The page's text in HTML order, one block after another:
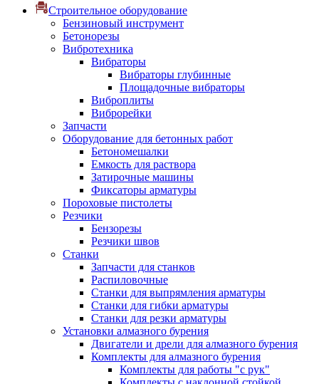
Строительное оборудование
Бензиновый инструмент
Бетонорезы
Вибротехника
Вибраторы
Вибраторы глубинные
Площадочные вибраторы
Виброплиты
Виброрейки
Запчасти
Оборудование для бетонных работ
Бетономешалки
Емкость для раствора
Затирочные машины
Фиксаторы арматуры
Пороховые пистолеты
Резчики
Бензорезы
Резчики швов
Станки
Запчасти для станков
Распиловочные
Станки для выпрямления арматуры
Станки для гибки арматуры
Станки для резки арматуры
Установки алмазного бурения
Двигатели и дрели для алмазного бурения
Комплекты для алмазного бурения
Комплекты для работы "с рук"